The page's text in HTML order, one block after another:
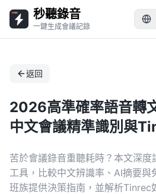
秒聽錄音
一鍵生成會議記錄
返回
2026高準確率語音轉
中文會議精準識別與
苦於會議錄音重聽耗時？本文深
工具，比較中文辨識率、AI摘要與
班族提供決策指南，並解析Tinrec